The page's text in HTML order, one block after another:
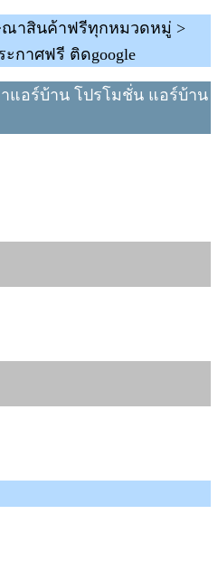
ณาสินค้าฟรีทุกหมวดหมู่ >
ะกาศฟรี ติดgoogle
แอร์บ้าน โปรโมชั่น แอร์บ้าน